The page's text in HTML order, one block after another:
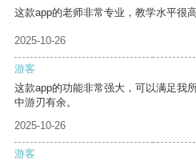
这款app的老师非常专业，教学水平很
2025-10-26
游客
这款app的功能非常强大，可以满足我
中游刃有余。
2025-10-26
游客